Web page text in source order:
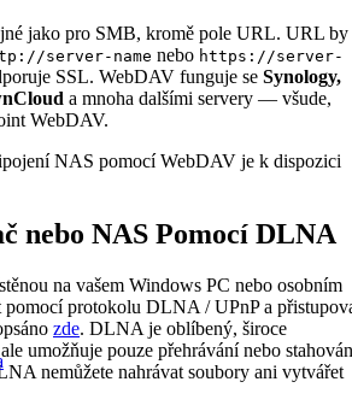
jako pro SMB, kromě pole URL. URL by
server-name nebo https://server-
SSL. WebDAV funguje se Synology,
a mnoha dalšími servery — všude,
WebDAV.
NAS pomocí WebDAV je k dispozici
nebo NAS Pomocí DLNA
na vašem Windows PC nebo osobním
pomocí protokolu DLNA / UPnP a
zde. DLNA je oblíbený, široce
umožňuje pouze přehrávání nebo
nemůžete nahrávat soubory ani vytvářet